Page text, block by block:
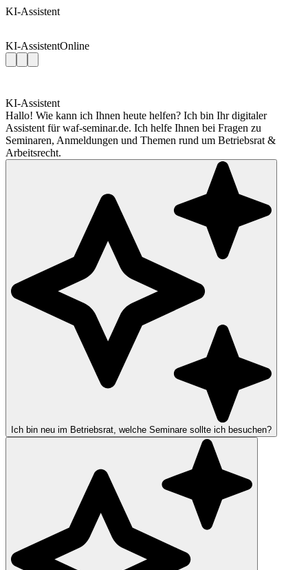
KI-Assistent
KI-AssistentOnline
KI-Assistent
Hallo! Wie kann ich Ihnen heute helfen? Ich bin Ihr digitaler
Assistent für waf-seminar.de. Ich helfe Ihnen bei Fragen zu
Seminaren, Anmeldungen und Themen rund um Betriebsrat &
Arbeitsrecht.
Ich bin neu im Betriebsrat, welche Seminare sollte ich besuchen?